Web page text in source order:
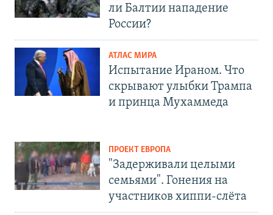
ли Балтии нападение
России?
АТЛАС МИРА
Испытание Ираном. Что
скрывают улыбки Трампа
и принца Мухаммеда
ПРОЕКТ ЕВРОПА
"Задерживали целыми
семьями". Гонения на
участников хиппи-слёта